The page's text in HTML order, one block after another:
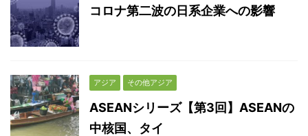
コロナ第二波の日系企業への影響
アジア その他アジア
ASEANシリーズ【第3回】ASEANの
中核国、タイ